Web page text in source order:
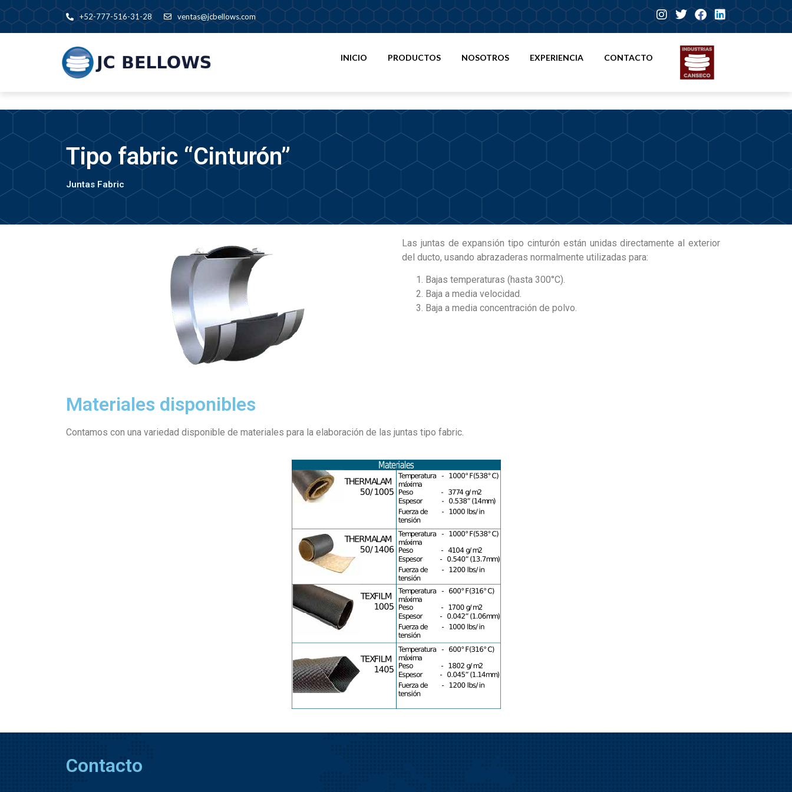
+52-777-516-31-28 ventas@jcbellows.com
INICIO PRODUCTOS NOSOTROS EXPERIENCIA CONTACTO
Tipo fabric “Cinturón”
Juntas Fabric
Las juntas de expansión tipo cinturón están unidas directamente al exterior
del ducto, usando abrazaderas normalmente utilizadas para:
Bajas temperaturas (hasta 300°C).
Baja a media velocidad.
Baja a media concentración de polvo.
Materiales disponibles
Contamos con una variedad disponible de materiales para la elaboración de las juntas tipo fabric.
Contacto